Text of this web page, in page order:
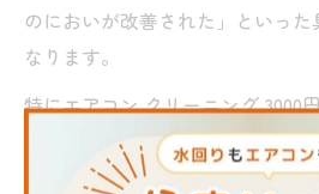
のにおいが改善された」といっ
なります。
特にエアコン クリーニング 3000
ービスでは、追加料金の有無や
す。「途中でオプションを勧め